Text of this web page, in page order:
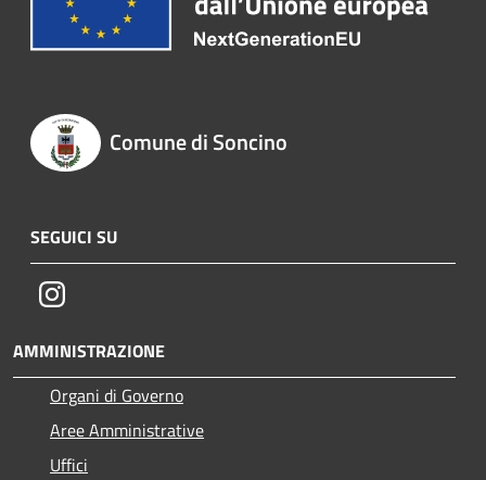
Comune di Soncino
SEGUICI SU
Instagram
AMMINISTRAZIONE
Organi di Governo
Aree Amministrative
Uffici